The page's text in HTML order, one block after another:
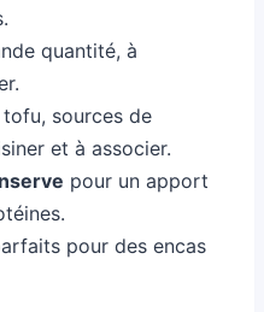
quantité, à
sources de
et à associer.
pour un apport
pour des encas